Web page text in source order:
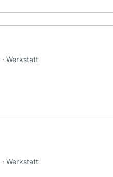
Werkstatt
Werkstatt